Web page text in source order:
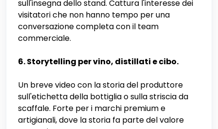
sull'insegna dello stand. Cattura l'interesse dei
visitatori che non hanno tempo per una
conversazione completa con il team
commerciale.
6. Storytelling per vino, distillati e cibo.
Un breve video con la storia del produttore
sull'etichetta della bottiglia o sulla striscia da
scaffale. Forte per i marchi premium e
artigianali, dove la storia fa parte del valore